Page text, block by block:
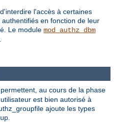
l'accès à certaines
en fonction de leur
Le module mod_authz_dbm
au cours de la phase
est bien autorisé à
ajoute les types
.